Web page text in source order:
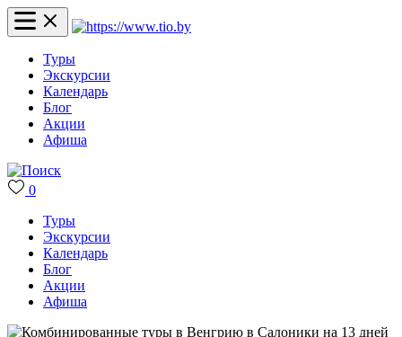
Туры
Экскурсии
Календарь
Блог
Акции
Афиша
0
Туры
Экскурсии
Календарь
Блог
Акции
Афиша